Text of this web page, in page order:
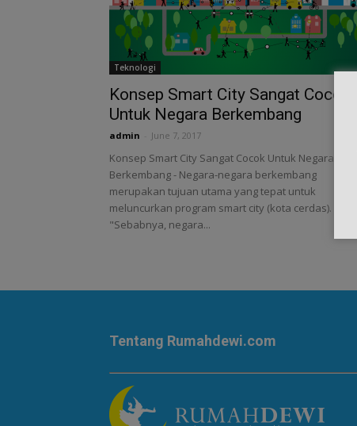
Teknologi
Konsep Smart City Sangat Cocok
Untuk Negara Berkembang
admin June 7, 2017
Konsep Smart City Sangat Cocok Untuk Negara
Berkembang - Negara-negara berkembang
merupakan tujuan utama yang tepat untuk
meluncurkan program smart city (kota cerdas).
"Sebabnya, negara...
Tentang Rumahdewi.com